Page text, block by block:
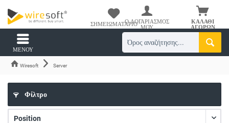
ΚΑΛΆΘΙ
ΑΓΟΡΏΝ
ΣΗΜΕΙΩΜΑΤΆΡΙΟΟ ΛΟΓΑΡΙΑΣΜΌΣ
ΜΟΥ
ΜΕΝΟΎ
Wiresoft Server
Φίλτρο